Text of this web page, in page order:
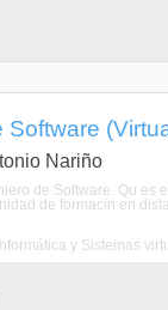
Software
Nariño
de Software. Qu es
de formacin en
y Sistemas